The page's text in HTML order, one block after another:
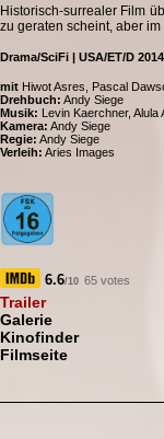
Historisch-surrealer Film
zu geraten scheint, aber
Drama/SciFi | USA/ET/D
mit Hiwot Asres, Pascal
Drehbuch: Andy Siege
Musik: Levin Kaerchner, Alula
Kamera: Andy Siege
Regie: Andy Siege
Verleih: Aries Images
6.6/10 65 votes
Trailer
Galerie
Kinofinder
Filmseite